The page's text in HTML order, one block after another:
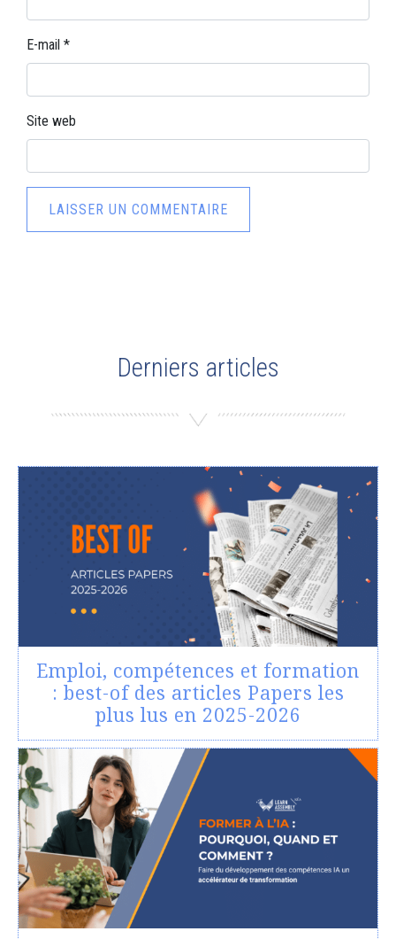
E-mail *
Site web
Derniers articles
Emploi, compétences et formation
: best-of des articles Papers les
plus lus en 2025-2026